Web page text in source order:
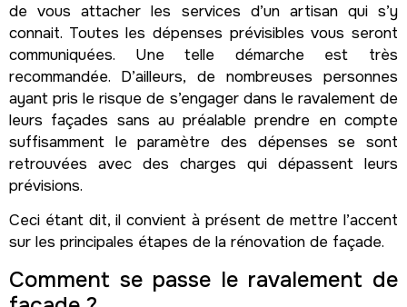
de vous attacher les services d’un artisan qui s’y
connait. Toutes les dépenses prévisibles vous seront
communiquées. Une telle démarche est très
recommandée. D’ailleurs, de nombreuses personnes
ayant pris le risque de s’engager dans le ravalement de
leurs façades sans au préalable prendre en compte
suffisamment le paramètre des dépenses se sont
retrouvées avec des charges qui dépassent leurs
prévisions.
Ceci étant dit, il convient à présent de mettre l’accent
sur les principales étapes de la rénovation de façade.
Comment se passe le ravalement de